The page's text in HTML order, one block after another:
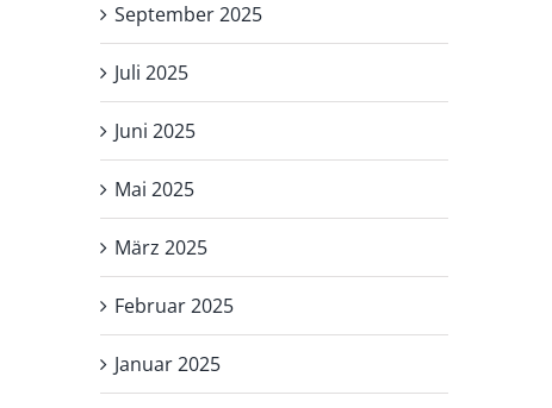
September 2025
Juli 2025
Juni 2025
Mai 2025
März 2025
Februar 2025
Januar 2025